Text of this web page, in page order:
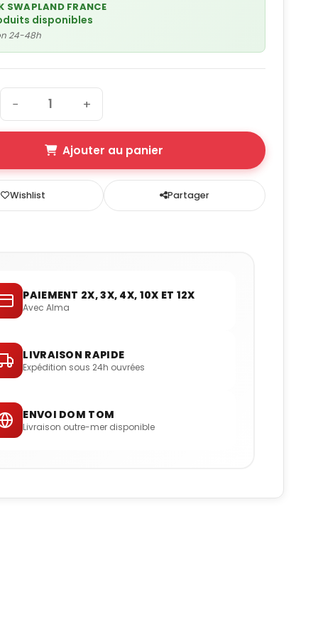
SWAPLAND FRANCE
disponibles
24-48h
− +
Ajouter au panier
Wishlist Partager
PAIEMENT 2X, 3X, 4X, 10X ET 12X
Avec Alma
LIVRAISON RAPIDE
Expédition sous 24h ouvrées
ENVOI DOM TOM
Livraison outre-mer disponible